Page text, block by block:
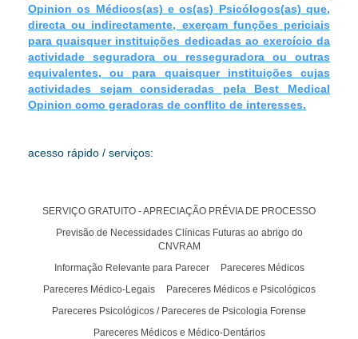
Opinion os Médicos(as) e os(as) Psicólogos(as) que,
directa ou indirectamente, exerçam funções periciais
para quaisquer instituições dedicadas ao exercício da
actividade seguradora ou resseguradora ou outras
equivalentes, ou para quaisquer instituições cujas
actividades sejam consideradas pela Best Medical
Opinion como geradoras de conflito de interesses.
acesso rápido / serviços:
SERVIÇO GRATUITO - APRECIAÇÃO PRÉVIA DE PROCESSO
Previsão de Necessidades Clínicas Futuras ao abrigo do
CNVRAM
Informação Relevante para Parecer
Pareceres Médicos
Pareceres Médico-Legais
Pareceres Médicos e Psicológicos
Pareceres Psicológicos / Pareceres de Psicologia Forense
Pareceres Médicos e Médico-Dentários